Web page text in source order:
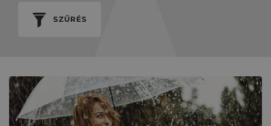
SZŰRÉS